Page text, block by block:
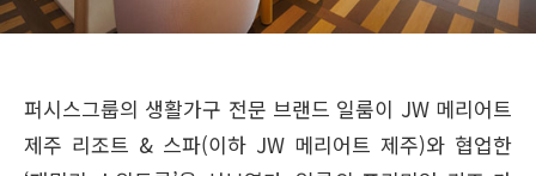
퍼시스그룹의 생활가구 전문 브랜드 일룸이 JW 메리어트
제주 리조트 & 스파(이하 JW 메리어트 제주)와 협업한